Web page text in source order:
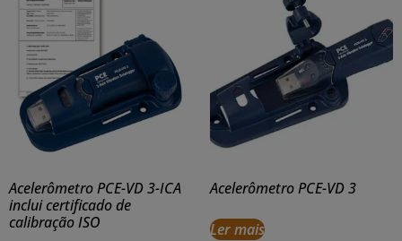
Acelerômetro PCE-VD 3-ICA
inclui certificado de
calibração ISO
Acelerômetro PCE-VD 3
Ler mais